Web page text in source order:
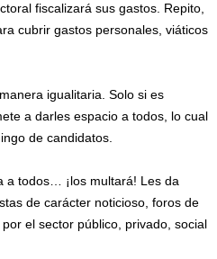
fiscalizará sus gastos. Repito,
cubrir gastos personales, viáticos
igualitaria. Solo si es
a darles espacio a todos, lo cual
de candidatos.
a todos… ¡los multará! Les da
de carácter noticioso, foros de
el sector público, privado, social